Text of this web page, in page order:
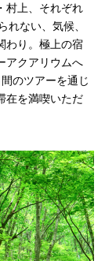
村上、それぞれ
ない、気候、
わり。極上の宿
アクアリウムへ
のツアーを通じ
在を満喫いただ